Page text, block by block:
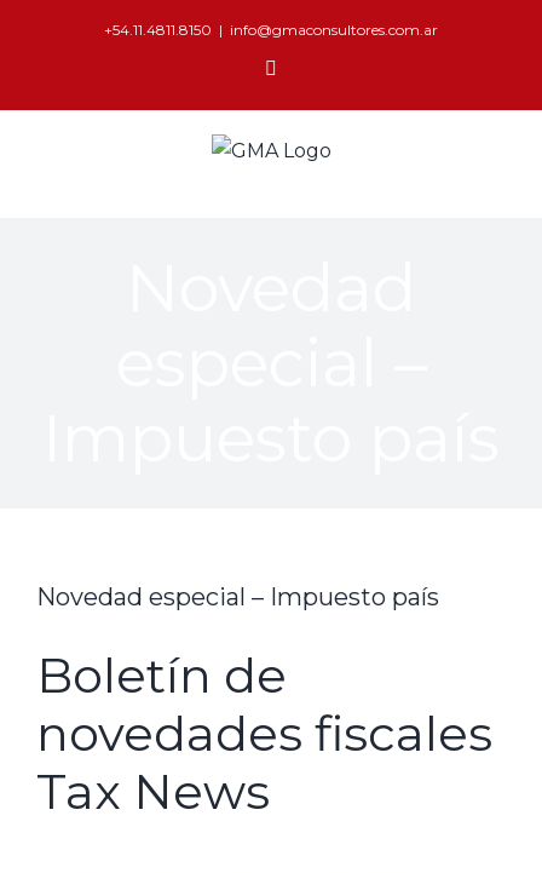
+54.11.4811.8150 | info@gmaconsultores.com.ar
Novedad especial – Impuesto país
Boletín de
novedades fiscales
Tax News